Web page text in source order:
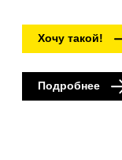
Хочу такой!
Подробнее